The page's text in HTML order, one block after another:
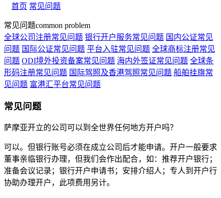
首页 常见问题
常见问题common problem
全球公司注册常见问题 银行开户服务常见问题 国内公证常见
问题 国际公证常见问题 平台入驻常见问题 全球商标注册常见
问题 ODI境外投资备案常见问题 海内外签证常见问题 全球条
形码注册常见问题 国际驾照及香港驾照常见问题 船舶挂旗常
见问题 富港汇平台常见问题
常见问题
萨摩亚开立的公司可以到全世界任何地方开户吗？
可以。但银行账号必须在成立公司后才能申请。开户一般要求
董事亲临银行办理，但我们会作出配合，如：推荐开户银行；
准备会议记录；银行开户申请书；安排介绍人；专人到开户行
协助办理开户，此项费用另计。